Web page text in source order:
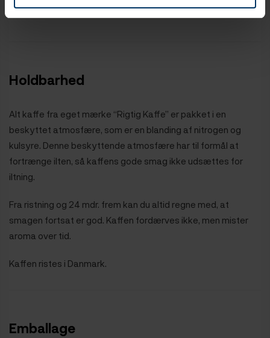
Høst
September til december
Holdbarhed
Alt kaffe fra eget mærke “Rigtig Kaffe” er pakket i en
beskyttet atmosfære, som er en blanding af nitrogen og
kulsyre. Denne beskyttende atmosfære har til formål at
fortrænge ilten, så kaffens gode smag ikke udsættes for
iltning.
Fra ristning og 24 mdr. frem kan du altid regne med, at
smagen fortsat er god. Kaffen fordærves ikke, men mister
aroma over tid.
Kaffen ristes i Danmark.
Emballage